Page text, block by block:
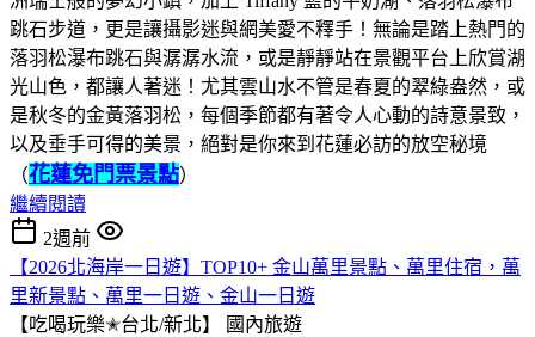
跳石步道，更是讓攝影迷與網美愛不釋手！無論是踏上熱門的
落羽松瀑布跳石與潺潺水流，或是靜靜站在景觀平台上欣賞湖
光山色，都讓人著迷！尤其雲山水不管是春夏的翠綠盎然，或
是秋冬的金黃落羽松，每個季節都有著令人心動的詩意景致，
以及垂手可得的美景，絕對是你來到花蓮必訪的放空秘境
（花蓮免門票景點）
繼續閱讀
2週前
【2026北海岸一日遊】TOP10+ 金山萬里景點、萬里住宿，萬
里新景點、萬里一日遊、金山一日遊
【吃喝玩樂✭台北/新北】
國內旅遊